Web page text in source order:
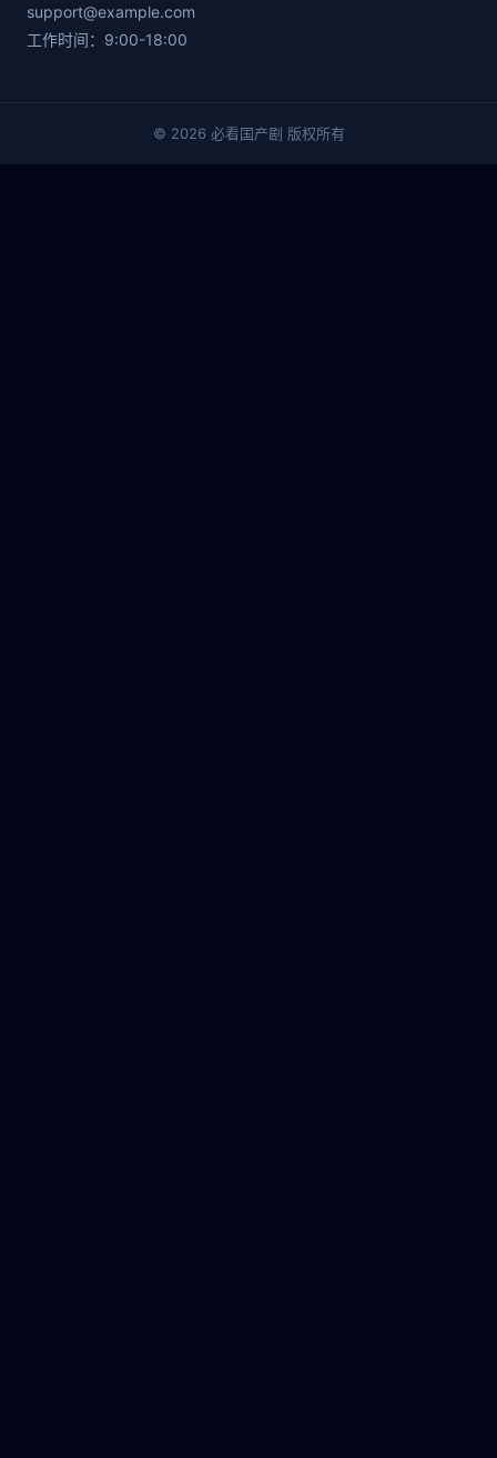
support@example.com
工作时间：9:00-18:00
© 2026 必看国产剧 版权所有